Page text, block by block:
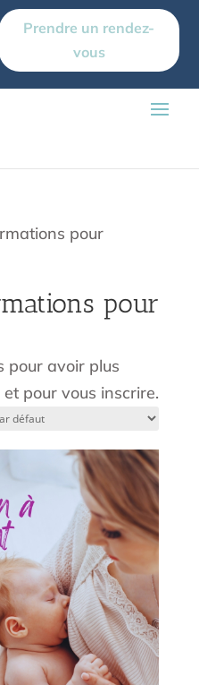
Prendre un rendez-
vous
pour
pour
pour avoir plus
pour vous inscrire.